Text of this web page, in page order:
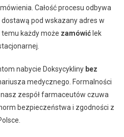
Całość procesu odbywa
pod wskazany adres w
temu każdy może zamówićlek
nabycie Doksycykliny bez
medycznego. Formalności
zespół farmaceutów czuwa
bezpieczeństwa i zgodności z